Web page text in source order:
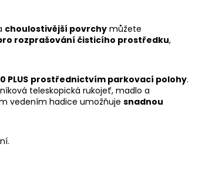
choulostivější povrchy můžete
rozprašování čisticího prostředku,
PLUS prostřednictvím parkovací polohy.
teleskopická rukojeť, madlo a
vedením hadice umožňuje snadnou